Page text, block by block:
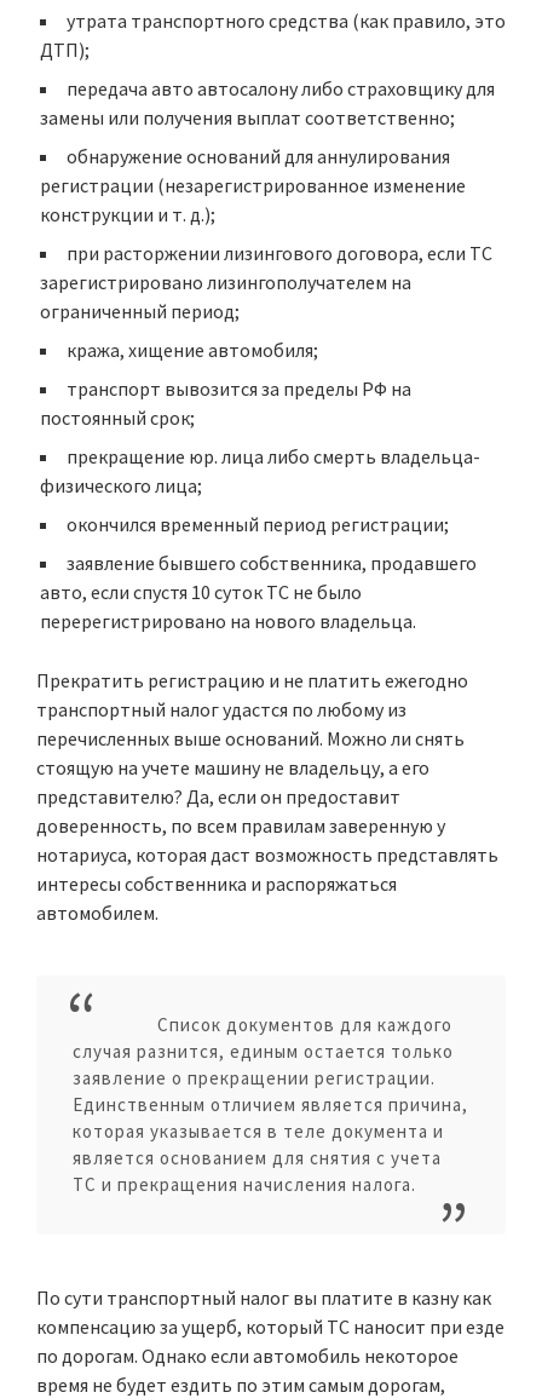
утрата транспортного средства (как правило, это
ДТП);
передача авто автосалону либо страховщику для
замены или получения выплат соответственно;
обнаружение оснований для аннулирования
регистрации (незарегистрированное изменение
конструкции и т. д.);
при расторжении лизингового договора, если ТС
зарегистрировано лизингополучателем на
ограниченный период;
кража, хищение автомобиля;
транспорт вывозится за пределы РФ на
постоянный срок;
прекращение юр. лица либо смерть владельца-
физического лица;
окончился временный период регистрации;
заявление бывшего собственника, продавшего
авто, если спустя 10 суток ТС не было
перерегистрировано на нового владельца.
Прекратить регистрацию и не платить ежегодно
транспортный налог удастся по любому из
перечисленных выше оснований. Можно ли снять
стоящую на учете машину не владельцу, а его
представителю? Да, если он предоставит
доверенность, по всем правилам заверенную у
нотариуса, которая даст возможность представлять
интересы собственника и распоряжаться
автомобилем.
Список документов для каждого
случая разнится, единым остается только
заявление о прекращении регистрации.
Единственным отличием является причина,
которая указывается в теле документа и
является основанием для снятия с учета
ТС и прекращения начисления налога.
По сути транспортный налог вы платите в казну как
компенсацию за ущерб, который ТС наносит при езде
по дорогам. Однако если автомобиль некоторое
время не будет ездить по этим самым дорогам,